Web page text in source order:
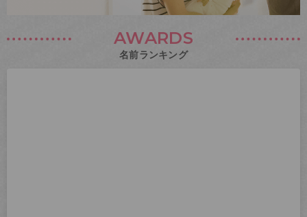
AWARDS
名前ランキング